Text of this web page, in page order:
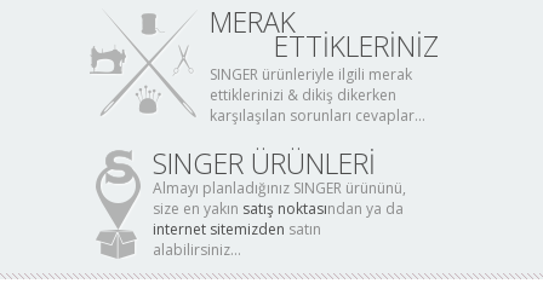
MERAK
ETTİKLERİNİZ
SINGER ürünleriyle ilgili merak
ettiklerinizi & dikiş dikerken
karşılaşılan sorunları cevaplar...
SINGER ÜRÜNLERİ
Almayı planladığınız SINGER ürününü,
size en yakın satış noktasından ya da
internet sitemizden satın
alabilirsiniz...